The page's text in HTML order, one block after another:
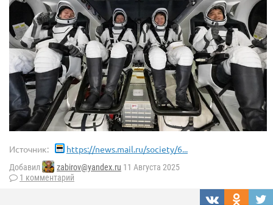
Источник: https://news.mail.ru/society/6...
Добавил zabirov@yandex.ru 11 Августа 2025
1 комментарий